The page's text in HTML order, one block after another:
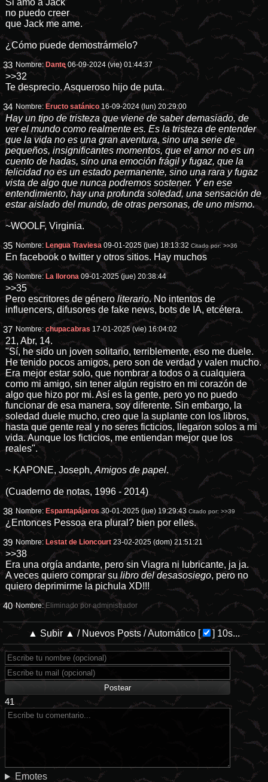
Si amo a Jack
no puedo creer
que Jack me ame.
¿Cómo puede demostrármelo?
33 Nombre: Dantᶒ 06-09-2024 (vie) 01:44:37
>>32
Te desprecio. Asqueroso hijo de puta.
34 Nombre: Eructo satánico 16-09-2024 (lun) 20:29:00
Hay un tipo de tristeza que viene de saber demasiado, de
ver el mundo como realmente es. Es la tristeza de entender
que la vida no es una gran aventura, sino una serie de
pequeños, insignificantes momentos, que el amor no es un
cuento de hadas, sino una emoción frágil y fugaz, que la
felicidad no es un estado permanente, sino una rara y fugaz
vista de algo que nunca podremos sostener. Y en ese
entendimiento, hay una profunda soledad, una sensación de
estar aislado del mundo, de otras personas, de uno mismo.
~WOOLF, Virginia.
35 Nombre: Lengua Traviesa 09-01-2025 (jue) 18:13:32 Citado por:>>36
En facebook o twitter y otros sitios. Hay muchos
36 Nombre: La llorona 09-01-2025 (jue) 20:38:44
>>35
Pero escritores de género literario. No intentos de
influencers, difusores de fake news, bots de IA, etcétera.
37 Nombre:chupacabras 17-01-2025 (vie) 16:04:02
21, Abr, 14.
"Sí, he sido un joven solitario, terriblemente, eso me duele.
He tenido pocos amigos, pero son de verdad y valen mucho.
Era mejor estar solo, que nombrar a todos o a cualquiera
como mi amigo, sin tener algún registro en mi corazón de
algo que hizo por mi. Así es la gente, pero yo no puedo
funcionar de esa manera, soy diferente. Sin embargo, la
soledad duele mucho, creo que la suplante con los libros,
hasta que gente real y no seres ficticios, llegaron solos a mi
vida. Aunque los ficticios, me entiendan mejor que los
reales".
~ KAPONE, Joseph, Amigos de papel.
(Cuaderno de notas, 1996 - 2014)
38 Nombre: Espantapájaros 30-01-2025 (jue) 19:29:43 Citado por:>>39
¿Entonces Pessoa era plural? bien por elles.
39 Nombre: Lestat de Lioncourt 23-02-2025 (dom) 21:51:21
>>38
Era una orgía andante, pero sin Viagra ni lubricante, ja ja.
A veces quiero comprar sulibro del desasosiego, pero no
quiero deprimirme la pichula XD!!!
40 Nombre: Eliminado por administrador
▲ Subir ▲/Nuevos Posts/Automático [ ]9s...
41
Emotes